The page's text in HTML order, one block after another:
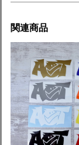
関連商品